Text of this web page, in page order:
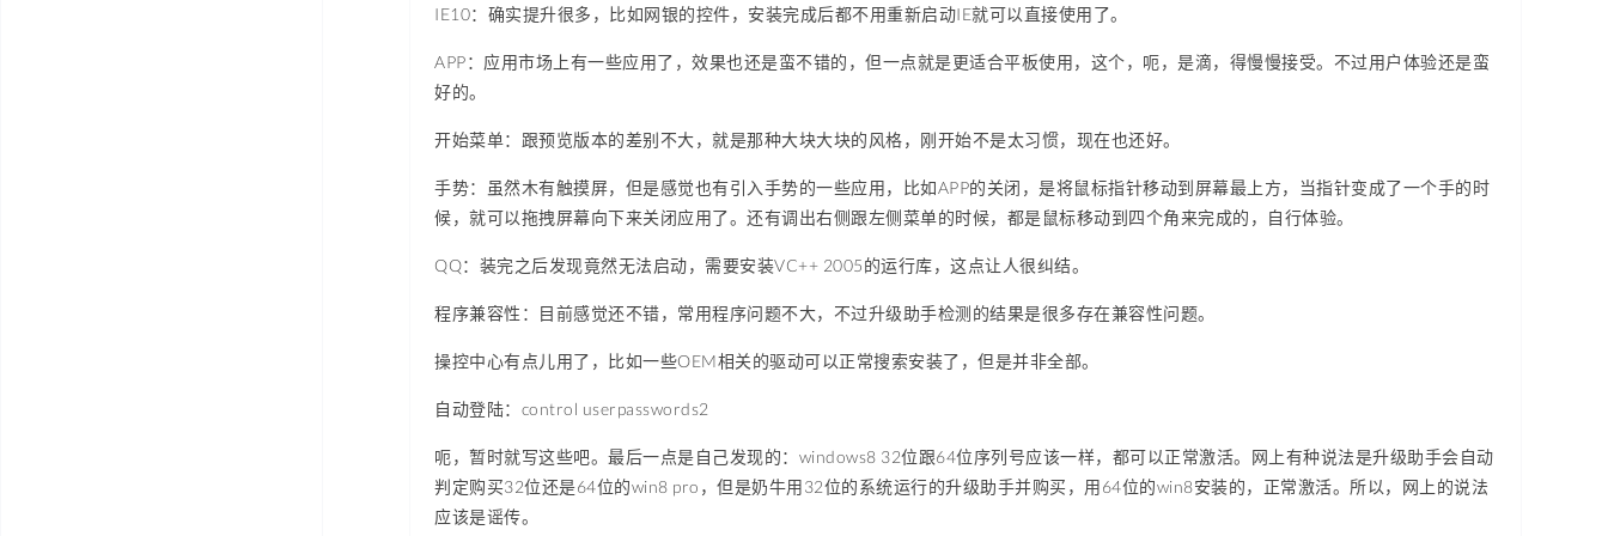
IE10：确实提升很多，比如网银的控件，安装完成后都不用重新启动IE就可以直接使用了。
APP：应用市场上有一些应用了，效果也还是蛮不错的，但一点就是更适合平板使用，这个，呃，是滴，得慢慢接受。不过用户体验还是蛮
好的。
开始菜单：跟预览版本的差别不大，就是那种大块大块的风格，刚开始不是太习惯，现在也还好。
手势：虽然木有触摸屏，但是感觉也有引入手势的一些应用，比如APP的关闭，是将鼠标指针移动到屏幕最上方，当指针变成了一个手的时
候，就可以拖拽屏幕向下来关闭应用了。还有调出右侧跟左侧菜单的时候，都是鼠标移动到四个角来完成的，自行体验。
QQ：装完之后发现竟然无法启动，需要安装VC++ 2005的运行库，这点让人很纠结。
程序兼容性：目前感觉还不错，常用程序问题不大，不过升级助手检测的结果是很多存在兼容性问题。
操控中心有点儿用了，比如一些OEM相关的驱动可以正常搜索安装了，但是并非全部。
自动登陆：control userpasswords2
呃，暂时就写这些吧。最后一点是自己发现的：windows8 32位跟64位序列号应该一样，都可以正常激活。网上有种说法是升级助手会自动
判定购买32位还是64位的win8 pro，但是奶牛用32位的系统运行的升级助手并购买，用64位的win8安装的，正常激活。所以，网上的说法
应该是谣传。